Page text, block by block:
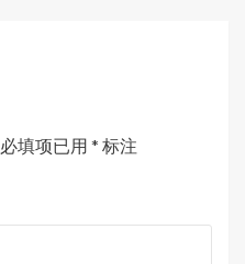
必填项已用 * 标注